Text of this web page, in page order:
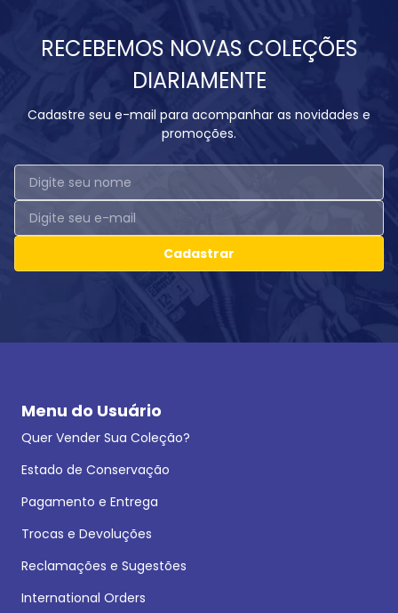
RECEBEMOS NOVAS COLEÇÕES
DIARIAMENTE
Cadastre seu e-mail para acompanhar as novidades e
promoções.
Cadastrar
Menu do Usuário
Quer Vender Sua Coleção?
Estado de Conservação
Pagamento e Entrega
Trocas e Devoluções
Reclamações e Sugestões
International Orders